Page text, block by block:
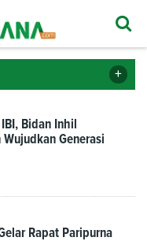
+
Bidan Inhil
Generasi
Rapat Paripurna